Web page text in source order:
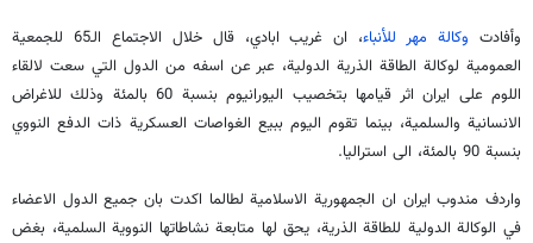
وأفادت وكالة مهر للأنباء
، ان غريب ابادي، قال خلال الاجتماع الـ65 للجمعية
العمومية لوكالة الطاقة الذرية الدولية، عبر عن اسفه من الدول التي سعت لالقاء
اللوم على ايران اثر قيامها بتخصيب اليورانيوم بنسبة 60 بالمئة وذلك للاغراض
الانسانية والسلمية، بينما تقوم اليوم ببيع الغواصات العسكرية ذات الدفع النووي
بنسبة 90 بالمئة، الى استراليا.
واردف مندوب ايران ان الجمهورية الاسلامية لطالما اكدت بان جميع الدول الاعضاء
في الوكالة الدولية للطاقة الذرية، يحق لها متابعة نشاطاتها النووية السلمية، بغض